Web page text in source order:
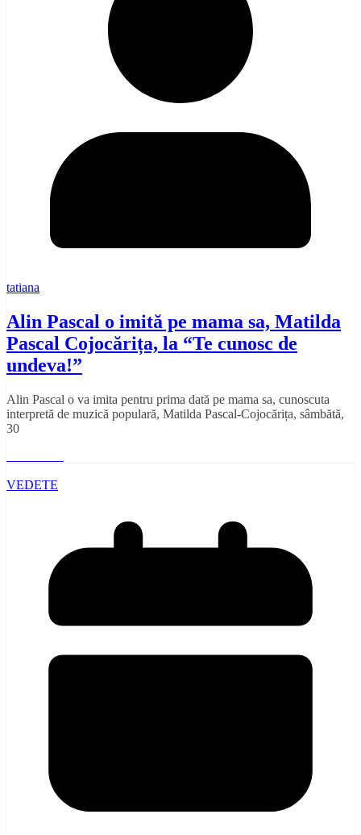
tatiana
Alin Pascal o imită pe mama sa, Matilda
Pascal Cojocărița, la “Te cunosc de
undeva!”
Alin Pascal o va imita pentru prima dată pe mama sa, cunoscuta
interpretă de muzică populară, Matilda Pascal-Cojocărița, sâmbătă,
30
VEDETE